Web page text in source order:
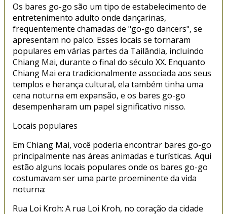
Os bares go-go são um tipo de estabelecimento de
entretenimento adulto onde dançarinas,
frequentemente chamadas de "go-go dancers", se
apresentam no palco. Esses locais se tornaram
populares em várias partes da Tailândia, incluindo
Chiang Mai, durante o final do século XX. Enquanto
Chiang Mai era tradicionalmente associada aos seus
templos e herança cultural, ela também tinha uma
cena noturna em expansão, e os bares go-go
desempenharam um papel significativo nisso.
Locais populares
Em Chiang Mai, você poderia encontrar bares go-go
principalmente nas áreas animadas e turísticas. Aqui
estão alguns locais populares onde os bares go-go
costumavam ser uma parte proeminente da vida
noturna:
Rua Loi Kroh: A rua Loi Kroh, no coração da cidade